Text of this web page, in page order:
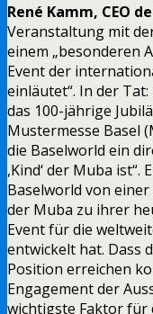
René Kamm, CEO
Veranstaltung mit
einem „besonderen
Event der
einläutet“. In der
das 100-jährige
Mustermesse Basel
die Baselworld ein
,Kind‘ der Muba ist“.
Baselworld von
der Muba zu ihrer
Event für die
entwickelt hat. Dass
Position erreichen
Engagement der
wichtigste Faktor für